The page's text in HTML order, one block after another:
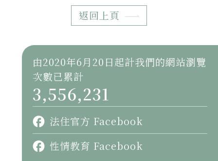
返回上頁
由2020年6月20日起計我們的網站瀏覽
次數已累計
3,556,231
法住官方 Facebook
性情教育 Facebook